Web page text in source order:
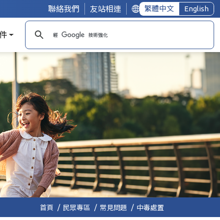
聯絡我們 友站相連 繁體中文 English
首頁 民眾專區 常見問題 中毒處置